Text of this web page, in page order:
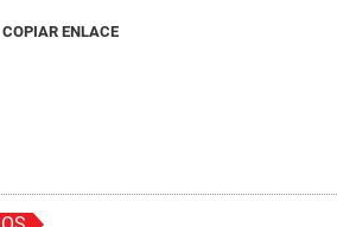
COPIAR ENLACE